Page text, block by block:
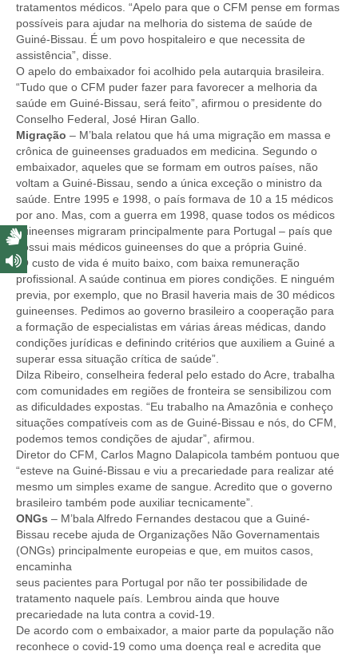
tratamentos médicos. “Apelo para que o CFM pense em formas
possíveis para ajudar na melhoria do sistema de saúde de
Guiné-Bissau. É um povo hospitaleiro e que necessita de
assistência”, disse.
O apelo do embaixador foi acolhido pela autarquia brasileira.
“Tudo que o CFM puder fazer para favorecer a melhoria da
saúde em Guiné-Bissau, será feito”, afirmou o presidente do
Conselho Federal, José Hiran Gallo.
Migração – M’bala relatou que há uma migração em massa e
crônica de guineenses graduados em medicina. Segundo o
embaixador, aqueles que se formam em outros países, não
voltam a Guiné-Bissau, sendo a única exceção o ministro da
saúde. Entre 1995 e 1998, o país formava de 10 a 15 médicos
por ano. Mas, com a guerra em 1998, quase todos os médicos
guineenses migraram principalmente para Portugal – país que
possui mais médicos guineenses do que a própria Guiné.
“O custo de vida é muito baixo, com baixa remuneração
profissional. A saúde continua em piores condições. E ninguém
previa, por exemplo, que no Brasil haveria mais de 30 médicos
guineenses. Pedimos ao governo brasileiro a cooperação para
a formação de especialistas em várias áreas médicas, dando
condições jurídicas e definindo critérios que auxiliem a Guiné a
superar essa situação crítica de saúde”.
Dilza Ribeiro, conselheira federal pelo estado do Acre, trabalha
com comunidades em regiões de fronteira se sensibilizou com
as dificuldades expostas. “Eu trabalho na Amazônia e conheço
situações compatíveis com as de Guiné-Bissau e nós, do CFM,
podemos temos condições de ajudar”, afirmou.
Diretor do CFM, Carlos Magno Dalapicola também pontuou que
“esteve na Guiné-Bissau e viu a precariedade para realizar até
mesmo um simples exame de sangue. Acredito que o governo
brasileiro também pode auxiliar tecnicamente”.
ONGs – M’bala Alfredo Fernandes destacou que a Guiné-
Bissau recebe ajuda de Organizações Não Governamentais
(ONGs) principalmente europeias e que, em muitos casos,
encaminha
seus pacientes para Portugal por não ter possibilidade de
tratamento naquele país. Lembrou ainda que houve
precariedade na luta contra a covid-19.
De acordo com o embaixador, a maior parte da população não
reconhece o covid-19 como uma doença real e acredita que